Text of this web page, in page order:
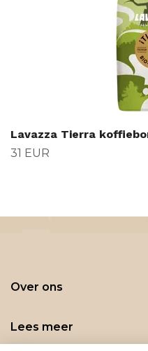
Lavazza Tierra
31 EUR
Over ons
Lees meer